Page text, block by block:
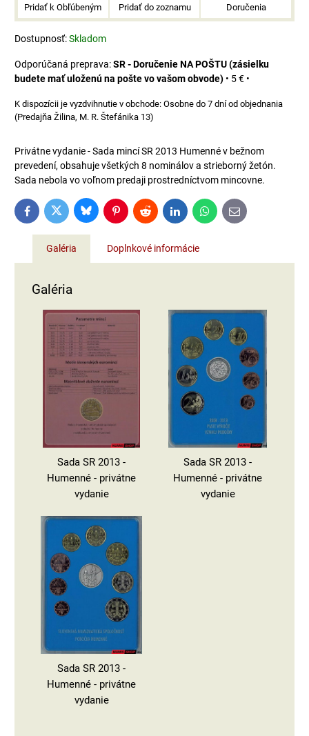
Pridať k Obľúbeným Pridať do zoznamu Doručenia
Dostupnosť:Skladom
SR - Doručenie NA POŠTU (zásielku
budete mať uloženú na pošte vo vašom obvode) • 5 € •
Osobne do 7 dní od objednania
(Predajňa Žilina, M. R. Štefánika 13)
Privátne vydanie - Sada mincí SR 2013 Humenné v bežnom
prevedení, obsahuje všetkých 8 nominálov a strieborný žetón.
Sada nebola vo voľnom predaji prostredníctvom mincovne.
FacebookTwitter BlueskyPinterestReddit LinkedInWhatsApp
E-
mail
Galéria Doplnkové informácie
Galéria
Sada SR 2013 -
Humenné - privátne
vydanie
Sada SR 2013 -
Humenné - privátne
vydanie
Sada SR 2013 -
Humenné - privátne
vydanie